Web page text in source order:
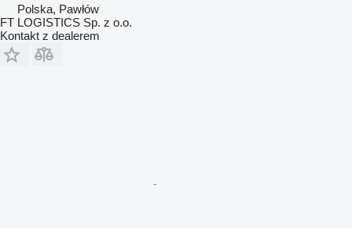
Polska, Pawłów
FT LOGISTICS Sp. z o.o.
Kontakt z dealerem